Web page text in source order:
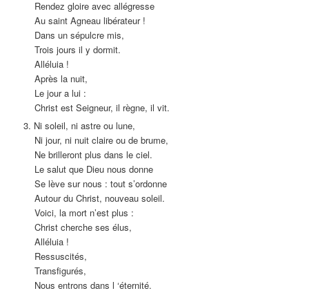
Rendez gloire avec allégresse
Au saint Agneau libérateur !
Dans un sépulcre mis,
Trois jours il y dormit.
Alléluia !
Après la nuit,
Le jour a lui :
Christ est Seigneur, il règne, il vit.
3. Ni soleil, ni astre ou lune,
Ni jour, ni nuit claire ou de brume,
Ne brilleront plus dans le ciel.
Le salut que Dieu nous donne
Se lève sur nous : tout s’ordonne
Autour du Christ, nouveau soleil.
Voici, la mort n’est plus :
Christ cherche ses élus,
Alléluia !
Ressuscités,
Transfigurés,
Nous entrons dans l ‘éternité.